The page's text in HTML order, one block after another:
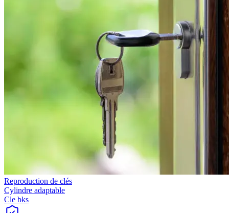
Reproduction de clés
Cylindre adaptable
Cle bks